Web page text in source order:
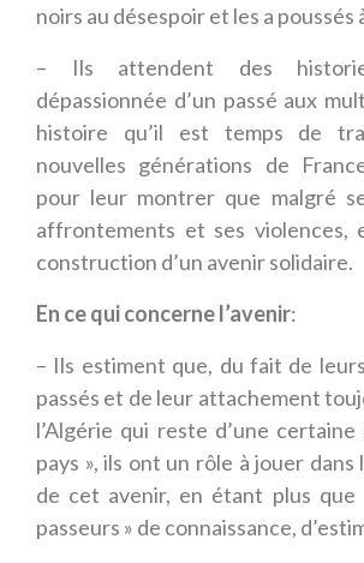
noirs au désespoir et les a poussés
– Ils attendent des
dépassionnée d’un passé aux
histoire qu’il est temps de
nouvelles générations de
pour leur montrer que malgré
affrontements et ses violences,
construction d’un avenir solidaire.
En ce qui concerne l’avenir:
– Ils estiment que, du fait de
passés et de leur attachement
l’Algérie qui reste d’une
pays », ils ont un rôle à jouer
de cet avenir, en étant plus que
passeurs » de connaissance,